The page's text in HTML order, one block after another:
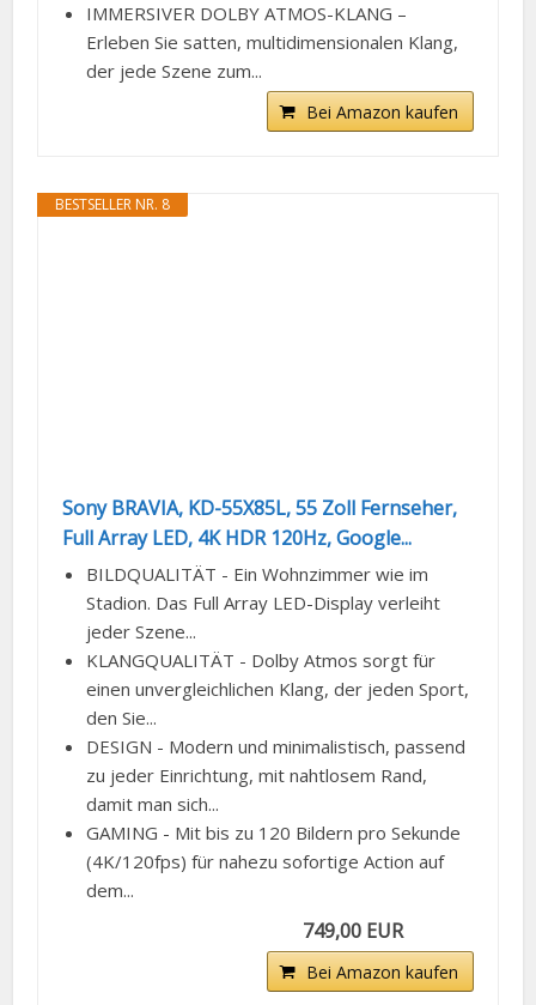
IMMERSIVER DOLBY ATMOS-KLANG –
Erleben Sie satten, multidimensionalen Klang,
der jede Szene zum...
Bei Amazon kaufen
BESTSELLER NR. 8
Sony BRAVIA, KD-55X85L, 55 Zoll Fernseher,
Full Array LED, 4K HDR 120Hz, Google...
BILDQUALITÄT - Ein Wohnzimmer wie im
Stadion. Das Full Array LED-Display verleiht
jeder Szene...
KLANGQUALITÄT - Dolby Atmos sorgt für
einen unvergleichlichen Klang, der jeden Sport,
den Sie...
DESIGN - Modern und minimalistisch, passend
zu jeder Einrichtung, mit nahtlosem Rand,
damit man sich...
GAMING - Mit bis zu 120 Bildern pro Sekunde
(4K/120fps) für nahezu sofortige Action auf
dem...
749,00 EUR
Bei Amazon kaufen